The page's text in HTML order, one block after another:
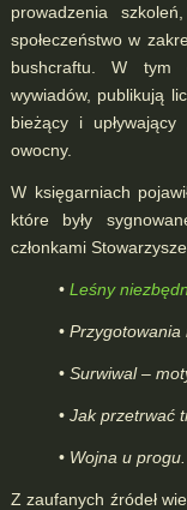
prowadzenia
społeczeństwo w
bushcraftu. W tym
wywiadów, publikują
bieżący i
owocny.
W księgarniach
które były
członkami
• Leśny
• Przygotowania
• Surwiwal –
• Jak przetrwać
• Wojna u
Z zaufanych źródeł